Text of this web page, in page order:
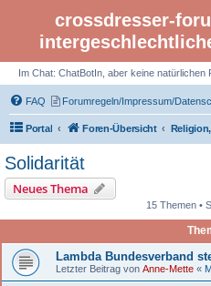
crossdresser-
Im Chat: ChatBotIn, aber keine natürlichen
FAQ Forumregeln/Impressum/
Portal Foren-Übersicht
Solidarität
Neues Thema
15 Themen •
Lambda Bundesverband
Letzter Beitrag von Anne-Mette «